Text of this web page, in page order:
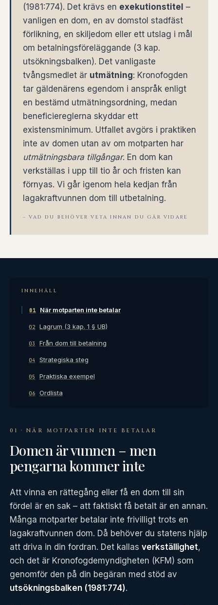
(1981:774). Det krävs en exekutionstitel –
vanligen en dom, en av domstol stadfäst
förlikning, en skiljedom eller ett utslag i mål
om betalningsföreläggande (3 kap.
utsökningsbalken). Det vanligaste
tvångsmedlet är utmätning: Kronofogden
tar gäldenärens egendom i anspråk enligt
en bestämd utmätningsordning, medan
beneficiereglerna skyddar ett
existensminimum. Utfallet avgörs i praktiken
inte av domen utan av om motparten har
utmätningsbara tillgångar. En dom kan
verkställas i upp till tio år och fristen kan
förnyas. Vi går igenom hela kedjan från
lagakraftvunnen dom till utbetalning.
– VAD DU BEHÖVER VETA INNAN DU GÅR VIDARE
INNEHÅLL
01 När motparten inte betalar
02 Lagrum (3 kap. 1 § UB)
03 Från dom till betalning
04 Strategiska steg
05 Praktiska exempel
06 Ordlista
01 · NÄR MOTPARTEN INTE BETALAR
Domen är vunnen – men
pengarna kommer inte
Att vinna en rättegång eller få en dom till sin
fördel är en sak – att faktiskt få betalt är en annan.
Många motparter betalar inte frivilligt trots en
lagakraftvunnen dom. Då behöver du statens hjälp
att driva in din fordran. Det kallas verkställighet,
och det är Kronofogdemyndigheten (KFM) som
genomför den på din begäran med stöd av
utsökningsbalken (1981:774).